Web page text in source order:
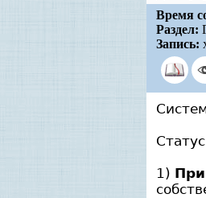
Время
Раздел:
Запись:
1)